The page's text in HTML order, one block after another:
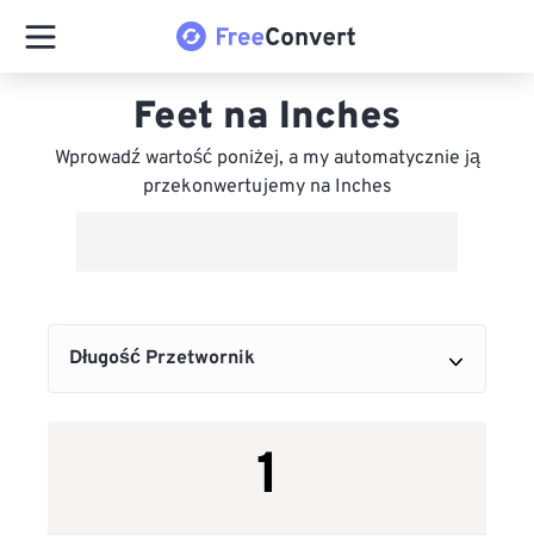
Feet na Inches
Wprowadź wartość poniżej, a my automatycznie ją
przekonwertujemy na Inches